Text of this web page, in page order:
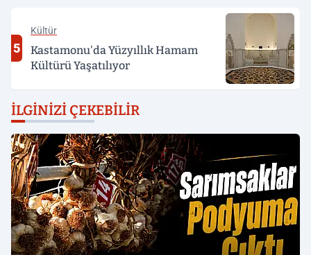
5
Kültür
Kastamonu'da Yüzyıllık Hamam
Kültürü Yaşatılıyor
İLGINIZI ÇEKEBILIR